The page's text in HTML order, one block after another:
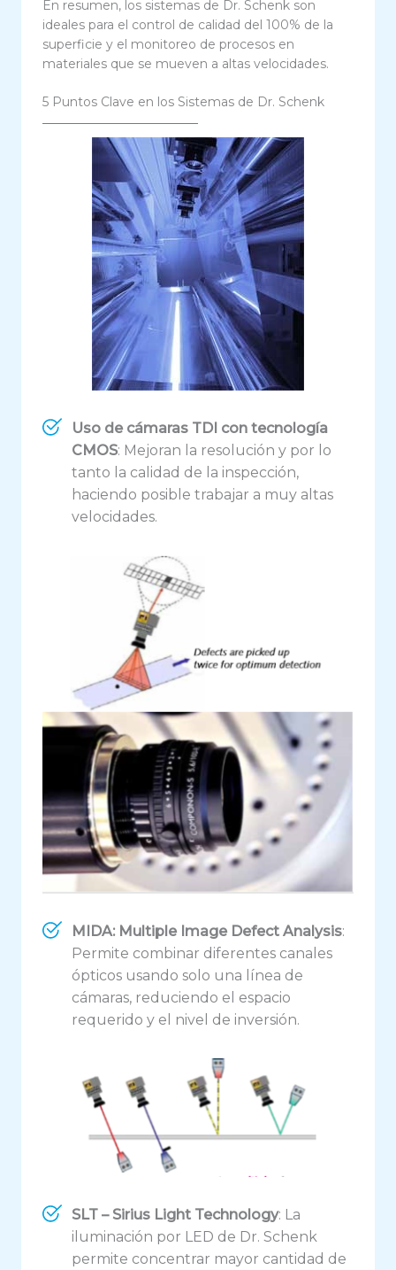
En resumen, los sistemas de Dr. Schenk son
ideales para el control de calidad del 100% de la
superficie y el monitoreo de procesos en
materiales que se mueven a altas velocidades.
5 Puntos Clave en los Sistemas de Dr. Schenk
Uso de cámaras TDI con tecnología
CMOS: Mejoran la resolución y por lo
tanto la calidad de la inspección,
haciendo posible trabajar a muy altas
velocidades.
MIDA: Multiple Image Defect Analysis:
Permite combinar diferentes canales
ópticos usando solo una línea de
cámaras, reduciendo el espacio
requerido y el nivel de inversión.
SLT – Sirius Light Technology: La
iluminación por LED de Dr. Schenk
permite concentrar mayor cantidad de